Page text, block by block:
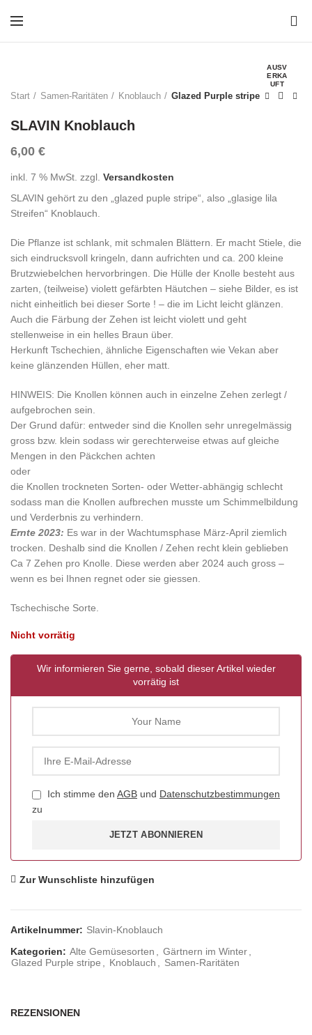
AUSV
ERKA
UFT
Start Samen-Raritäten Knoblauch Glazed Purple stripe
SLAVIN Knoblauch
6,00 €
inkl. 7 % MwSt. zzgl. Versandkosten
SLAVIN gehört zu den „glazed puple stripe“, also „glasige lila
Streifen“ Knoblauch.
Die Pflanze ist schlank, mit schmalen Blättern. Er macht Stiele, die
sich eindrucksvoll kringeln, dann aufrichten und ca. 200 kleine
Brutzwiebelchen hervorbringen. Die Hülle der Knolle besteht aus
zarten, (teilweise) violett gefärbten Häutchen – siehe Bilder, es ist
nicht einheitlich bei dieser Sorte ! – die im Licht leicht glänzen.
Auch die Färbung der Zehen ist leicht violett und geht
stellenweise in ein helles Braun über.
Herkunft Tschechien, ähnliche Eigenschaften wie Vekan aber
keine glänzenden Hüllen, eher matt.
HINWEIS: Die Knollen können auch in einzelne Zehen zerlegt /
aufgebrochen sein.
Der Grund dafür: entweder sind die Knollen sehr unregelmässig
gross bzw. klein sodass wir gerechterweise etwas auf gleiche
Mengen in den Päckchen achten
oder
die Knollen trockneten Sorten- oder Wetter-abhängig schlecht
sodass man die Knollen aufbrechen musste um Schimmelbildung
und Verderbnis zu verhindern.
Ernte 2023: Es war in der Wachtumsphase März-April ziemlich
trocken. Deshalb sind die Knollen / Zehen recht klein geblieben
Ca 7 Zehen pro Knolle. Diese werden aber 2024 auch gross –
wenn es bei Ihnen regnet oder sie giessen.
Tschechische Sorte.
Nicht vorrätig
Wir informieren Sie gerne, sobald dieser Artikel wieder
vorrätig ist
Ich stimme den AGB und Datenschutzbestimmungen
zu
JETZT ABONNIEREN
Zur Wunschliste hinzufügen
Artikelnummer: Slavin-Knoblauch
Kategorien: Alte Gemüsesorten Gärtnern im Winter
Glazed Purple stripe
Knoblauch Samen-Raritäten
REZENSIONEN